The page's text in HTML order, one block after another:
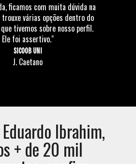
ficamos com muita dúvida na
várias opções dentro do
tivemos sobre nosso perfil.
Ele foi assertivo."
SICOOB UNI
J. Caetano
Eduardo Ibrahim,
+ de 20 mil